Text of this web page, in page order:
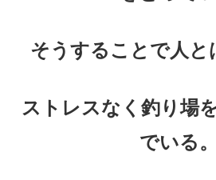
そうすることで人と
ストレスなく釣り場
でいる。